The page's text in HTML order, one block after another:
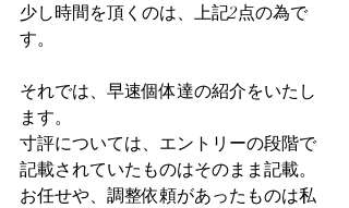
少し時間を頂くのは、上記2点の為で
す。
それでは、早速個体達の紹介をいたし
ます。
寸評については、エントリーの段階で
記載されていたものはそのまま記載。
お任せや、調整依頼があったものは私